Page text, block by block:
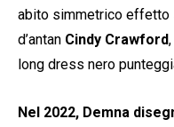
abito simmetrico effetto
d’antan Cindy Crawford
long dress nero
Nel 2022, Demna